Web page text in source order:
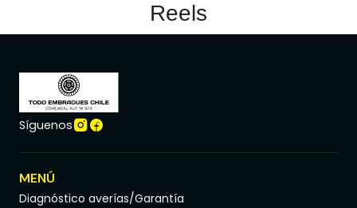
Reels
Síguenos
MENÚ
Diagnóstico averías/Garantía